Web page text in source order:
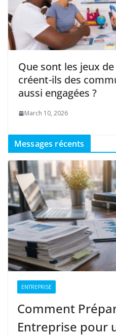
Que sont les jeux
créent-ils des
aussi engagées ?
March 10, 2026
Messages récents
ENTREPRISE
Comment
Entreprise pour